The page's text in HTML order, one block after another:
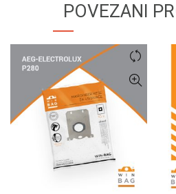
POVEZANI